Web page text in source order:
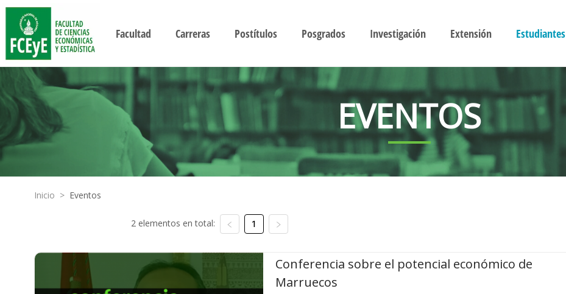
Facultad Carreras Postítulos Posgrados Investigación Extensión Estudiantes
EVENTOS
Inicio > Eventos
2 elementos en total: 1
Conferencia sobre el potencial económico de
Marruecos